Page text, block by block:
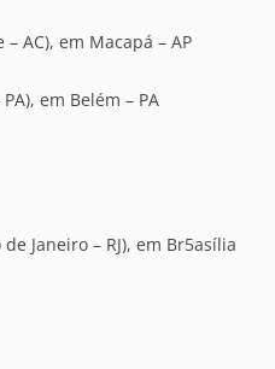
AC), em Macapá – AP
em Belém – PA
Janeiro – RJ), em Br5asília